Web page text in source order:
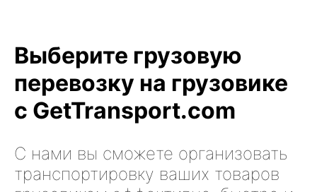
Выберите грузовую
перевозку на грузовике
с GetTransport.com
С нами вы сможете организовать
транспортировку ваших товаров